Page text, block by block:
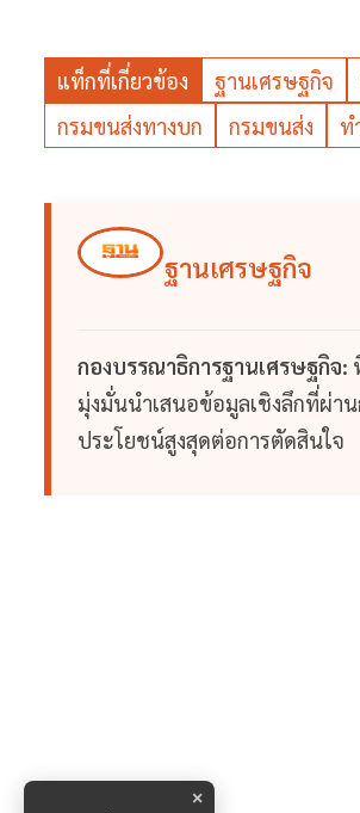
แท็กที่เกี่ยวข้อง ฐานเศรษฐกิจ
กรมขนส่งทางบก
กรมขนส่ง ท
ฐานเศรษฐกิจ
กองบรรณาธิการฐานเศรษฐกิจ:
มุ่งมั่นนำเสนอข้อมูลเชิงลึกที่ผ่า
ประโยชน์สูงสุดต่อการตัดสินใจ
×